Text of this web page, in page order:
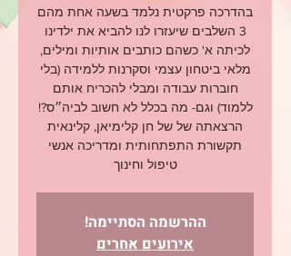
בהדרכה פרקטית נלמד בשעה אחת מהם
3 השלבים שיעזרו לנו להביא את ילדינו
לכיתה א' כשהם כותבים אותיות ומילים,
מלאי ביטחון עצמי וסקרנות ללמידה (בלי
חוברות עבודה ומבלי להכריח אותם
הרצאתה של של חן קלימיאן, קלינאית
תקשורת התפתחותית ומדריכה אנשי
טיפול וחינוך
ההרשמה הסתיימה!
אירועים אחרים